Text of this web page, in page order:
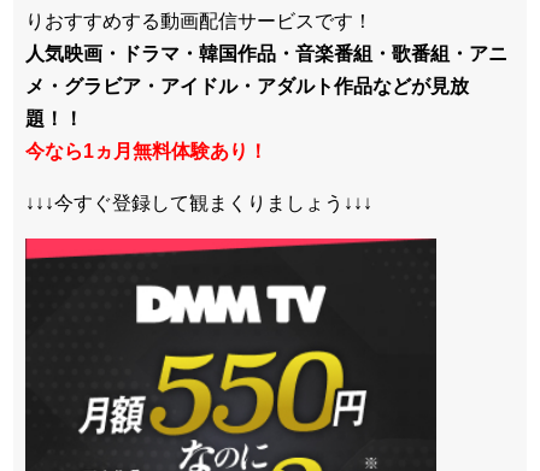
りおすすめする動画配信サービスです！
人気映画・ドラマ・韓国作品・音楽番組・歌番組・アニ
メ・グラビア・アイドル・アダルト作品などが見放
題！！
今なら1ヵ月無料体験あり！
↓↓↓今すぐ登録して観まくりましょう↓↓↓